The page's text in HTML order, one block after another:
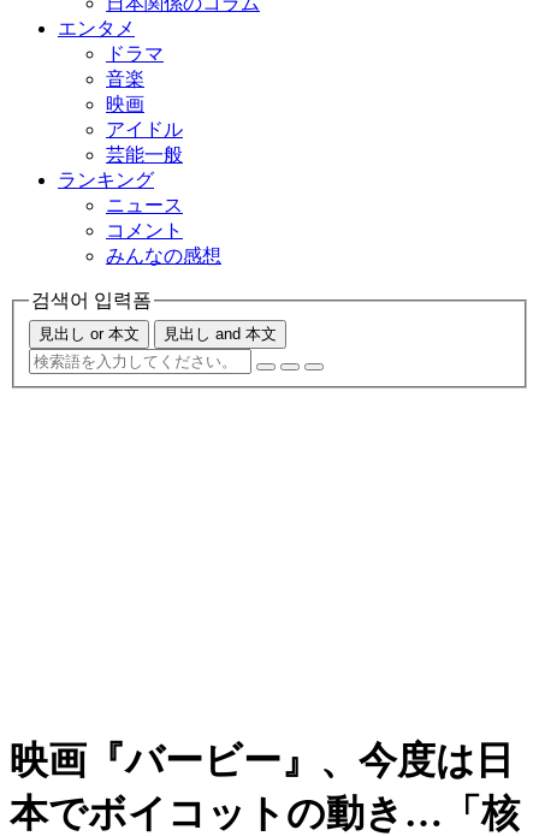
エンタメ
ドラマ
音楽
映画
アイドル
芸能一般
ランキング
ニュース
コメント
みんなの感想
검색어 입력폼
見出し or 本文 見出し and 本文
映画『バービー』、今度は日
本でボイコットの動き…「核